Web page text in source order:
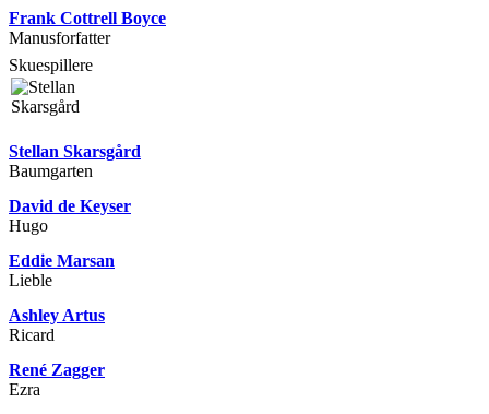
Frank Cottrell Boyce
Manusforfatter
Skuespillere
Stellan Skarsgård
Baumgarten
David de Keyser
Hugo
Eddie Marsan
Lieble
Ashley Artus
Ricard
René Zagger
Ezra